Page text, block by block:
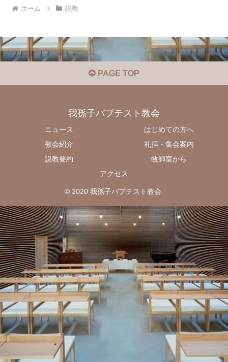
ホーム 説教
PAGE TOP
我孫子バプテスト教会
ニュース
はじめての方へ
教会紹介
礼拝・集会案内
説教要約
牧師室から
アクセス
© 2020 我孫子バプテスト教会.